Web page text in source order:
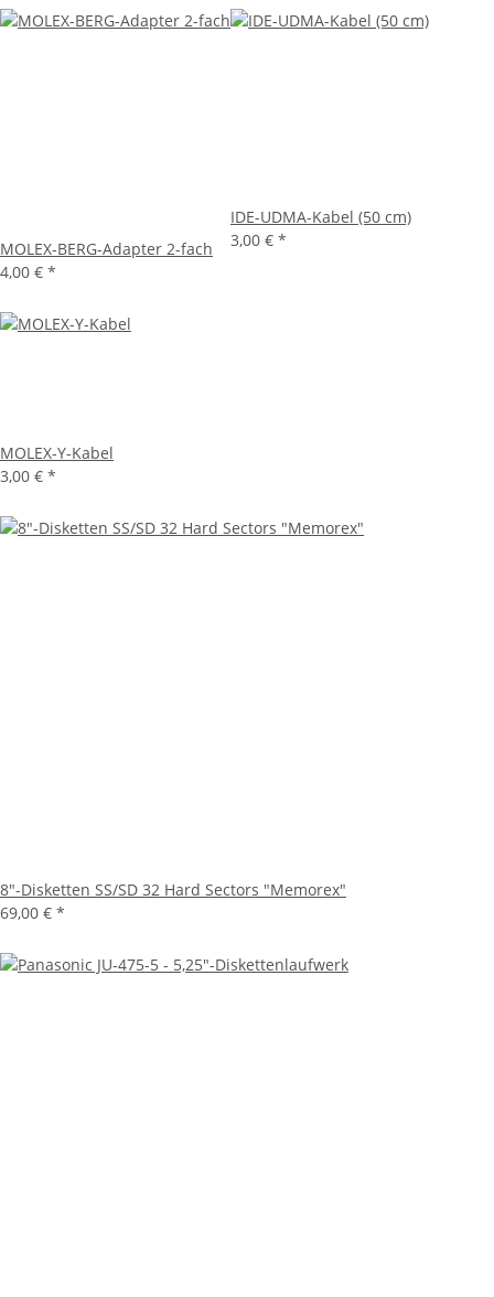
MOLEX-BERG-Adapter 2-fach
4,00 € *
IDE-UDMA-Kabel (50 cm)
3,00 € *
MOLEX-Y-Kabel
3,00 € *
8"-Disketten SS/SD 32 Hard Sectors "Memorex"
69,00 € *